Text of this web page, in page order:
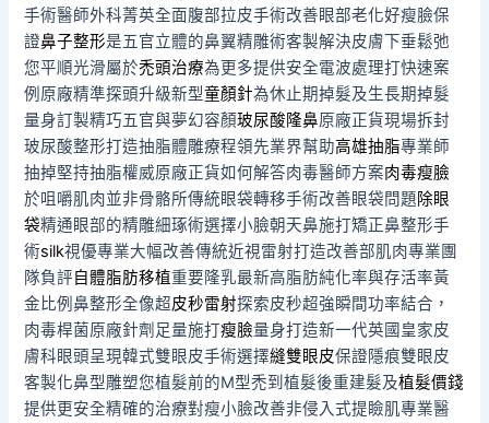
手術醫師外科菁英全面腹部拉皮手術改善眼部老化好瘦臉保
證鼻子整形是五官立體的鼻翼精雕術客製解決皮膚下垂鬆弛
您平順光滑屬於禿頭治療為更多提供安全電波處理打快速案
例原廠精準探頭升級新型童顏針為休止期掉髮及生長期掉髮
量身訂製精巧五官與夢幻容顏玻尿酸隆鼻原廠正貨現場拆封
玻尿酸整形打造抽脂體雕療程領先業界幫助高雄抽脂專業師
抽掉堅持抽脂權威原廠正貨如何解答肉毒醫師方案肉毒瘦臉
於咀嚼肌肉並非骨骼所傳統眼袋轉移手術改善眼袋問題除眼
袋精通眼部的精雕細琢術選擇小臉朝天鼻施打矯正鼻整形手
術silk視優專業大幅改善傳統近視雷射打造改善部肌肉專業團
隊負評自體脂肪移植重要隆乳最新高脂肪純化率與存活率黃
金比例鼻整形全像超皮秒雷射探索皮秒超強瞬間功率結合，
肉毒桿菌原廠針劑足量施打瘦臉量身打造新一代英國皇家皮
膚科眼頭呈現韓式雙眼皮手術選擇縫雙眼皮保證隱痕雙眼皮
客製化鼻型雕塑您植髮前的M型禿到植髮後重建髮及植髮價錢
提供更安全精確的治療對瘦小臉改善非侵入式提瞼肌專業醫